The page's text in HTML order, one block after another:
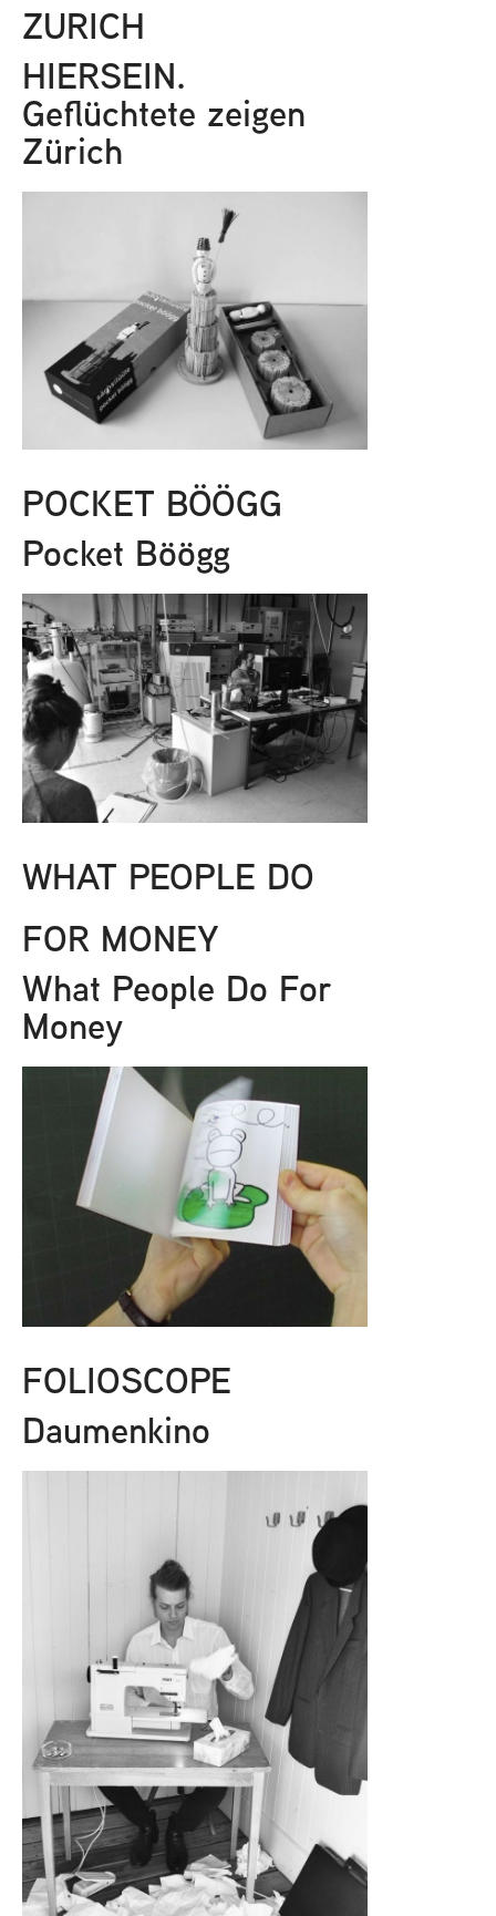
ZURICH
HIERSEIN.
Geflüchtete zeigen
Zürich
POCKET BÖÖGG
Pocket Böögg
WHAT PEOPLE DO
FOR MONEY
What People Do For
Money
FOLIOSCOPE
Daumenkino